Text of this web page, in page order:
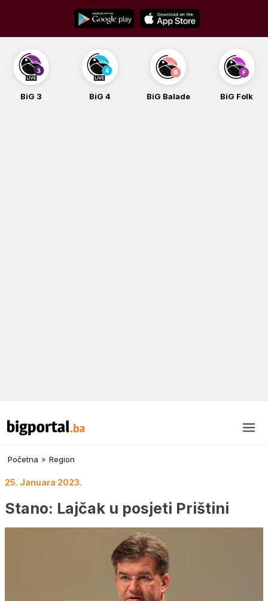
content
BiG 4 BiG Balade BiG Folk BiG iG
Početna » Region
25. Januara 2023.
Stano: Lajčak u posjeti Prištini